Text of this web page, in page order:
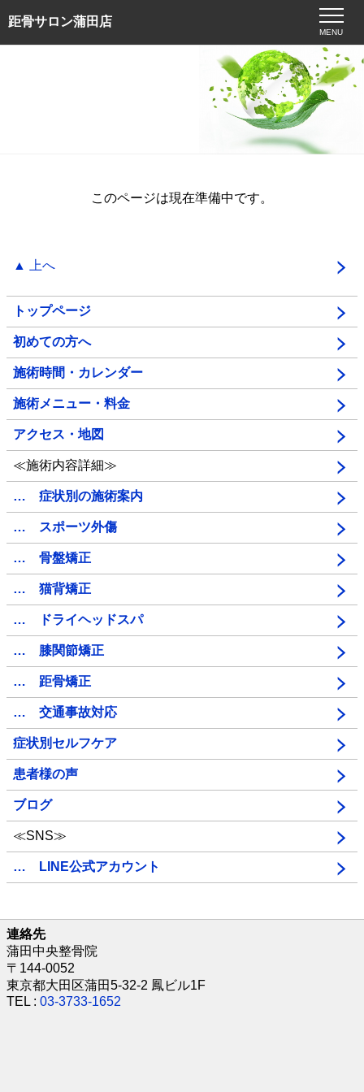
距骨サロン蒲田店
MENU
このページは現在準備中です。
▲ 上へ
トップページ
初めての方へ
施術時間・カレンダー
施術メニュー・料金
アクセス・地図
≪施術内容詳細≫
… 症状別の施術案内
… スポーツ外傷
… 骨盤矯正
… 猫背矯正
… ドライヘッドスパ
… 膝関節矯正
… 距骨矯正
… 交通事故対応
症状別セルフケア
患者様の声
ブログ
≪SNS≫
… LINE公式アカウント
連絡先
蒲田中央整骨院
〒144-0052
東京都大田区蒲田5-32-2 鳳ビル1F
TEL : 03-3733-1652